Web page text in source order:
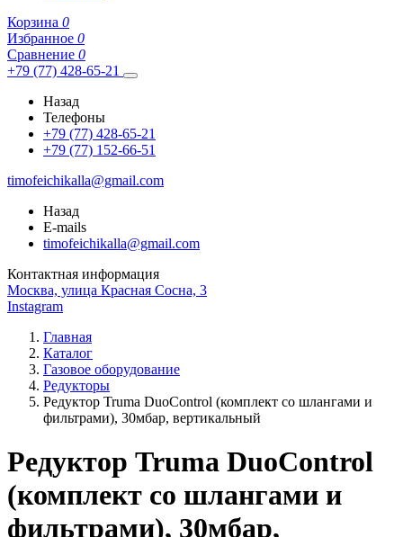
Корзина 0
Избранное 0
Сравнение 0
+79 (77) 428-65-21
Назад
Телефоны
+79 (77) 428-65-21
+79 (77) 152-66-51
timofeichikalla@gmail.com
Назад
E-mails
timofeichikalla@gmail.com
Контактная информация
Москва, улица Красная Сосна, 3
Instagram
Главная
Каталог
Газовое оборудование
Редукторы
Редуктор Truma DuoControl (комплект со шлангами и
фильтрами), 30мбар, вертикальный
Редуктор Truma DuoControl
(комплект со шлангами и
фильтрами), 30мбар,